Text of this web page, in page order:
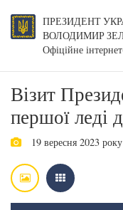
ПРЕЗИДЕНТ
ВОЛОДИМИР
Офіційне
Візит
першої
19 вересня 2023